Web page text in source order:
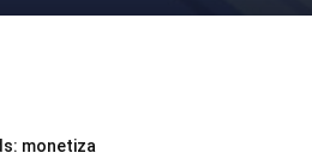
monetiza